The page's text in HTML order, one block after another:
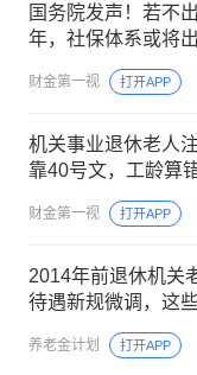
国务院发声！若不
年，社保体系或将
财金第一视 打开APP
机关事业退休老人
靠40号文，工龄算
财金第一视 打开APP
2014年前退休机关
待遇新规微调，这
养老金计划 打开APP